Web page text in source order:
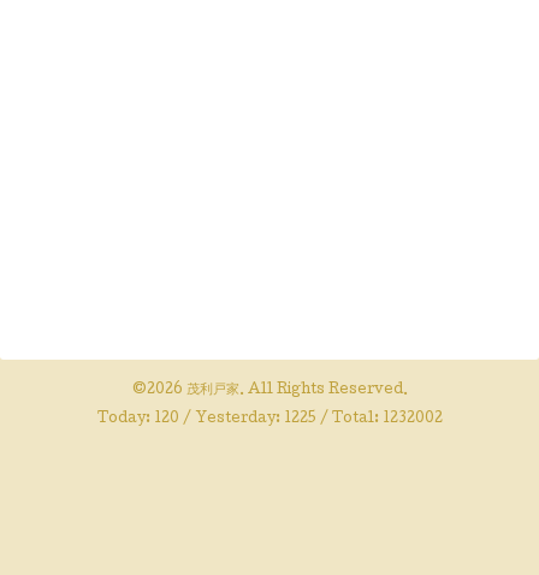
©2026 茂利戸家. All Rights Reserved.
Today: 120 / Yesterday: 1225 / Total: 1232002